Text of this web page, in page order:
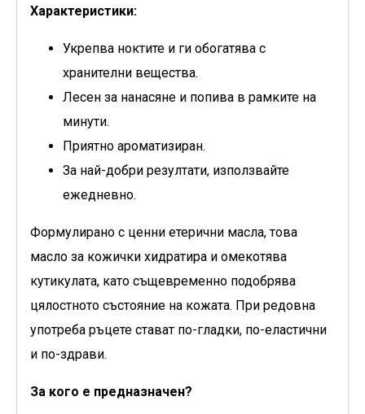
Характеристики:
Укрепва ноктите и ги обогатява с
хранителни вещества.
Лесен за нанасяне и попива в рамките на
минути.
Приятно ароматизиран.
За най-добри резултати, използвайте
ежедневно.
Формулирано с ценни етерични масла, това
масло за кожички хидратира и омекотява
кутикулата, като същевременно подобрява
цялостното състояние на кожата. При редовна
употреба ръцете стават по-гладки, по-еластични
и по-здрави.
За кого е предназначен?